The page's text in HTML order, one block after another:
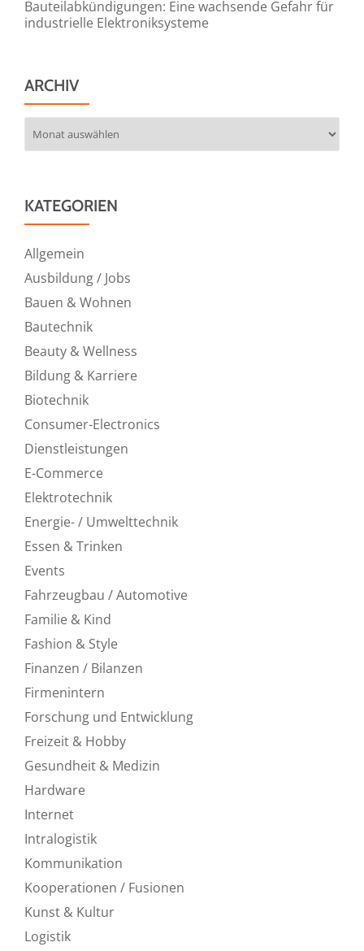
Bauteilabkündigungen: Eine wachsende Gefahr für
industrielle Elektroniksysteme
ARCHIV
KATEGORIEN
Allgemein
Ausbildung / Jobs
Bauen & Wohnen
Bautechnik
Beauty & Wellness
Bildung & Karriere
Biotechnik
Consumer-Electronics
Dienstleistungen
E-Commerce
Elektrotechnik
Energie- / Umwelttechnik
Essen & Trinken
Events
Fahrzeugbau / Automotive
Familie & Kind
Fashion & Style
Finanzen / Bilanzen
Firmenintern
Forschung und Entwicklung
Freizeit & Hobby
Gesundheit & Medizin
Hardware
Internet
Intralogistik
Kommunikation
Kooperationen / Fusionen
Kunst & Kultur
Logistik